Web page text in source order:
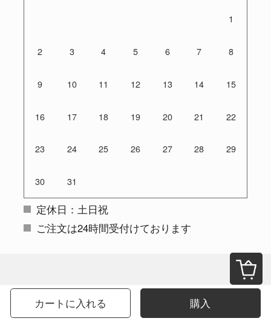
カートに入れる 購入
1
2 3 4 5 6 7 8
9 10 11 12 13 14 15
16 17 18 19 20 21 22
23 24 25 26 27 28 29
30 31
定休日：土日祝
ご注文は24時間受付けております